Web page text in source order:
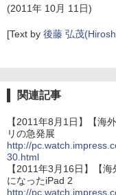
(2011年 10月 11日)
[Text by 後藤 弘茂
関連記事
【2011年8月1日】【海
リの急発展
http://
30.html
【2011年3月16日】【
になったiPad 2
http://